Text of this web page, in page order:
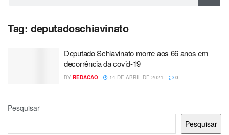
Tag: deputadoschiavinato
Deputado Schiavinato morre aos 66 anos em
decorrência da covid-19
BY REDACAO 14 DE ABRIL DE 2021 0
Pesquisar
Pesquisar